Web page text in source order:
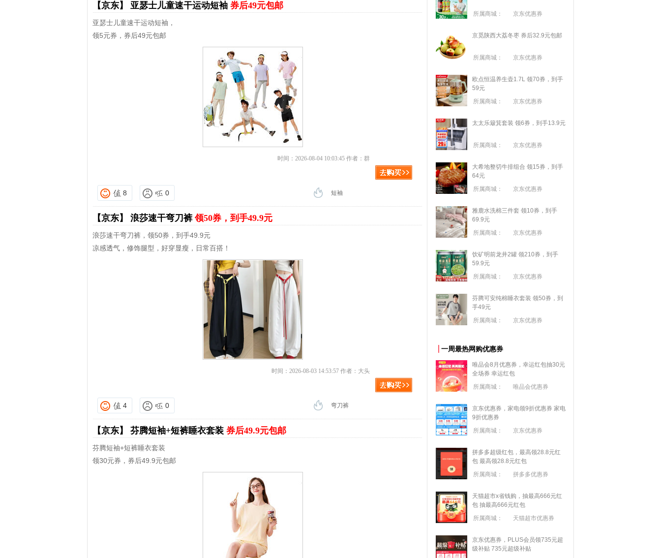
【京东】 亚瑟士儿童速干运动短袖 券后49元包邮
亚瑟士儿童速干运动短袖，
领5元券，券后49元包邮
时间：2026-08-04 10:03:45 作者：群
8 0 短袖
【京东】 浪莎速干弯刀裤领50券，到手49.9元
浪莎速干弯刀裤，领50券，到手49.9元
凉感透气，修饰腿型，好穿显瘦，日常百搭！
时间：2026-08-03 14:53:57 作者：大头
4 0 弯刀裤
【京东】 芬腾短袖+短裤睡衣套装 券后49.9元包邮
芬腾短袖+短裤睡衣套装
领30元券，券后49.9元包邮
所属商城： 京东优惠券
京觅陕西大荔冬枣 券后32.9元包邮
所属商城： 京东优惠券
欧点恒温养生壶1.7L 领70券，到手
59元
所属商城：
京东优惠券
太太乐簸箕套装 领6券，到手13.9元
所属商城： 京东优惠券
大希地整切牛排组合 领15券，到手
64元
所属商城：
京东优惠券
雅鹿水洗棉三件套 领10券，到手
69.9元
所属商城：
京东优惠券
饮矿明前龙井2罐 领210券，到手
59.9元
所属商城：
京东优惠券
芬腾可安纯棉睡衣套装 领50券，到
手49元
所属商城：
京东优惠券
一周最热网购优惠券
唯品会8月优惠券，幸运红包抽30元
全场券 幸运红包
所属商城：
唯品会优惠券
京东优惠券，家电领9折优惠券 家电
9折优惠券
所属商城：
京东优惠券
拼多多超级红包，最高领28.8元红
包 最高领28.8元红包
所属商城：
拼多多优惠券
天猫超市x省钱购，抽最高666元红
包 抽最高666元红包
所属商城：
天猫超市优惠券
京东优惠券，PLUS会员领735元超
级补贴 735元超级补贴